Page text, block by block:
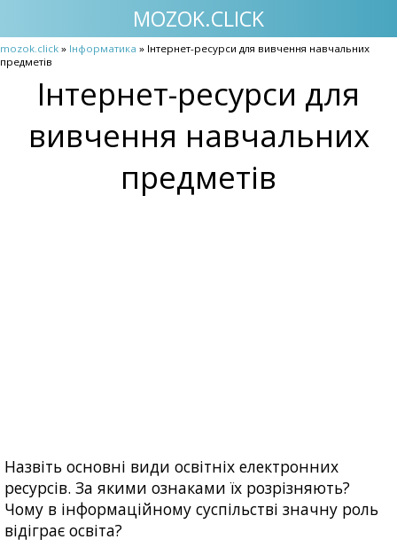
MOZOK.CLICK
mozok.click » Інформатика » Інтернет-ресурси для вивчення навчальних
предметів
Інтернет-ресурси для
вивчення навчальних
предметів
Назвіть основні види освітніх електронних
ресурсів. За якими ознаками їх розрізняють?
Чому в інформаційному суспільстві значну роль
відіграє освіта?